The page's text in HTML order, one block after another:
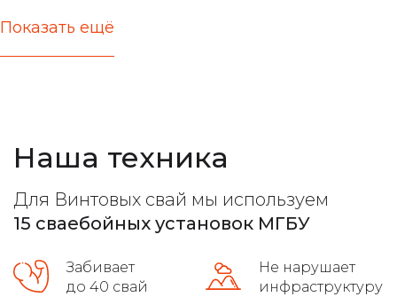
актуальные цены
все виды фундамента лучшие марки бетона
расчет максимальной нагрузки
распушовка свай для монолитных плит
Показать ещё
Наша техника
Для Винтовых свай мы используем
15 сваебойных установок МГБУ
Забивает
до 40 свай
Не нарушает
инфраструктуру